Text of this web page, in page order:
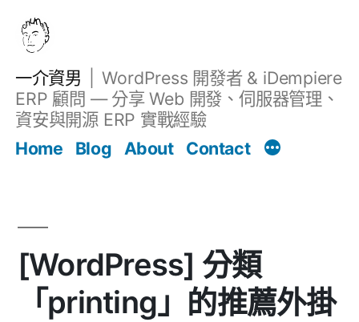
一介資男
WordPress 開發者 & iDempiere
ERP 顧問 — 分享 Web 開發、伺服器管理、
資安與開源 ERP 實戰經驗
Home
Blog About Contact
[WordPress] 分類
「printing」的推薦外掛
文章